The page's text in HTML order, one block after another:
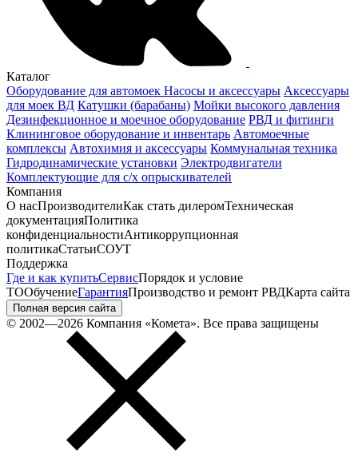
Каталог
Оборудование для автомоек Насосы и аксессуары Аксессуары
для моек ВД Катушки (барабаны) Мойки высокого давления
Дезинфекционное и моечное оборудование РВД и фитинги
Клининговое оборудование и инвентарь Автомоечные
комплексы Автохимия и аксессуары Коммунальная техника
Гидродинамические установки Электродвигатели
Комплектующие для с/х опрыскивателей
Компания
О насПроизводителиКак стать дилеромТехническая
документацияПолитика
конфиденциальностиАнтикоррупционная
политикаСтатьиСОУТ
Поддержка
Где и как купитьСервисПорядок и условие
ТООбучениеГарантияПроизводство и ремонт РВДКарта сайта
Полная версия сайта
© 2002—2026 Компания «Комета». Все права защищены